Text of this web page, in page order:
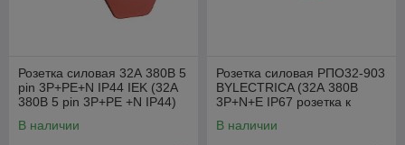
Розетка силовая 32А 380В 5
pin 3P+PE+N IP44 IEK (32А
380В 5 pin 3P+PE +N IP44)
В наличии
Розетка силовая РПО32-903
BYLECTRICA (32А 380В
3P+N+E IP67 розетка к
В наличии